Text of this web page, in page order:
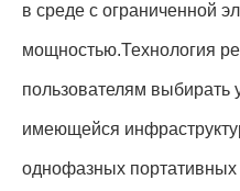
в среде с ограниченной
мощностью.Технология
пользователям выбирать
имеющейся
однофазных